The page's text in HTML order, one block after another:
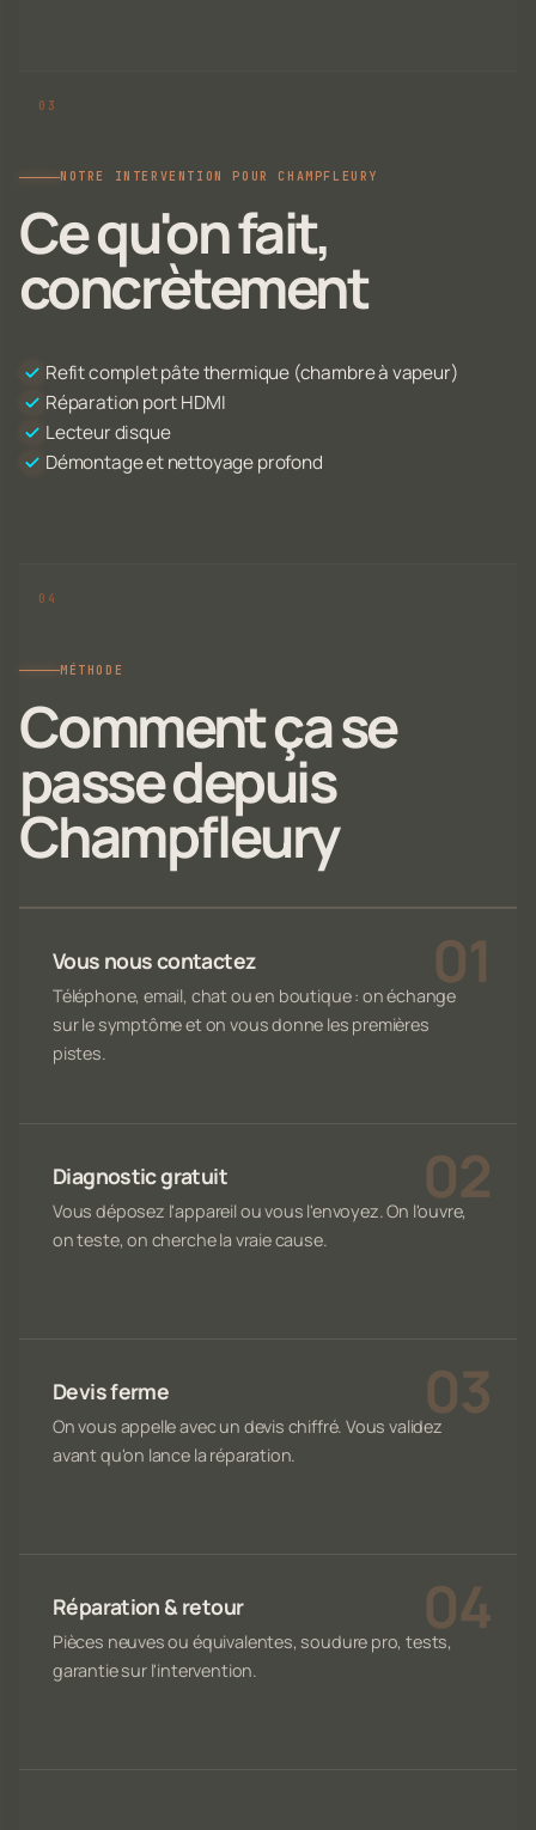
NOTRE INTERVENTION POUR CHAMPFLEURY
Ce qu'on fait,
concrètement
Refit complet pâte thermique (chambre à vapeur)
Réparation port HDMI
Lecteur disque
Démontage et nettoyage profond
MÉTHODE
Comment ça se
passe depuis
Champfleury
Vous nous contactez
Téléphone, email, chat ou en boutique : on échange
sur le symptôme et on vous donne les premières
pistes.
Diagnostic gratuit
Vous déposez l'appareil ou vous l'envoyez. On l'ouvre,
on teste, on cherche la vraie cause.
Devis ferme
On vous appelle avec un devis chiffré. Vous validez
avant qu'on lance la réparation.
Réparation & retour
Pièces neuves ou équivalentes, soudure pro, tests,
garantie sur l'intervention.